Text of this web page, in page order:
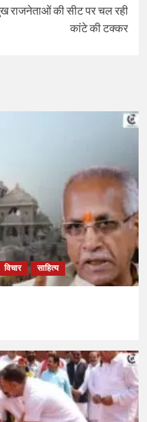
राजनेताओं की सीट पर चल रही
कांटे की टक्कर
विचार साहित्य